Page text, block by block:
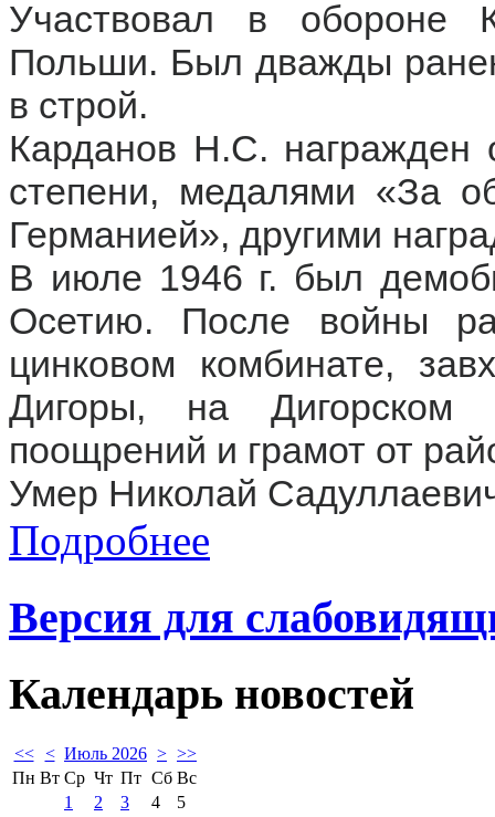
Участвовал в обороне
Польши. Был дважды
в строй.
Карданов Н.С. награжден
степени, медалями «За
Германией», другими
В июле 1946 г. был
Осетию. После войны
цинковом комбинате,
Дигоры, на
поощрений и грамот от
Умер Николай
Подробнее
Версия для
Календарь новостей
<< < Июль 2026 > >>
Пн Вт Ср Чт Пт Сб Вс
1
2 3 4
5